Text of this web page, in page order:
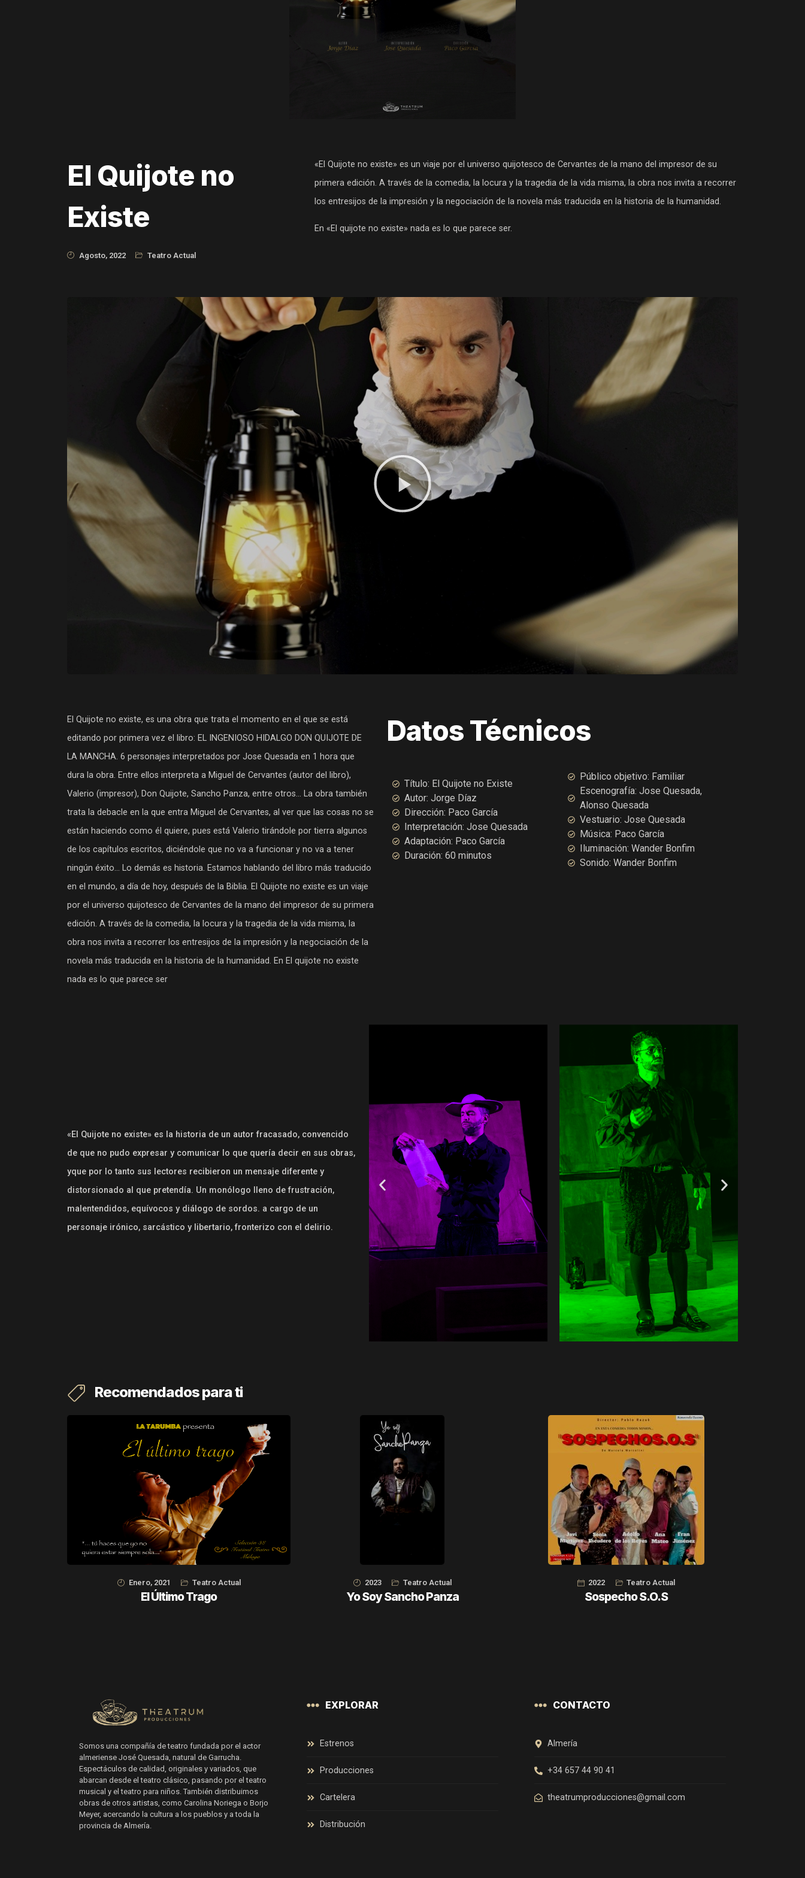
El Quijote no
Existe
Agosto, 2022 Teatro Actual
«El Quijote no existe» es un viaje por el universo quijotesco de Cervantes de la mano del impresor de su
primera edición. A través de la comedia, la locura y la tragedia de la vida misma, la obra nos invita a recorrer
los entresijos de la impresión y la negociación de la novela más traducida en la historia de la humanidad.
En «El quijote no existe» nada es lo que parece ser.
El Quijote no existe, es una obra que trata el momento en el que se está
editando por primera vez el libro: EL INGENIOSO HIDALGO DON QUIJOTE DE
LA MANCHA. 6 personajes interpretados por Jose Quesada en 1 hora que
dura la obra. Entre ellos interpreta a Miguel de Cervantes (autor del libro),
Valerio (impresor), Don Quijote, Sancho Panza, entre otros… La obra también
trata la debacle en la que entra Miguel de Cervantes, al ver que las cosas no se
están haciendo como él quiere, pues está Valerio tirándole por tierra algunos
de los capítulos escritos, diciéndole que no va a funcionar y no va a tener
ningún éxito… Lo demás es historia. Estamos hablando del libro más traducido
en el mundo, a día de hoy, después de la Biblia. El Quijote no existe es un viaje
por el universo quijotesco de Cervantes de la mano del impresor de su primera
edición. A través de la comedia, la locura y la tragedia de la vida misma, la
obra nos invita a recorrer los entresijos de la impresión y la negociación de la
novela más traducida en la historia de la humanidad. En El quijote no existe
nada es lo que parece ser
Datos Técnicos
Título: El Quijote no Existe
Autor: Jorge Díaz
Dirección: Paco García
Interpretación: Jose Quesada
Adaptación: Paco García
Duración: 60 minutos
Público objetivo: Familiar
Escenografía: Jose Quesada,
Alonso Quesada
Vestuario: Jose Quesada
Música: Paco García
Iluminación: Wander Bonfim
Sonido: Wander Bonfim
«El Quijote no existe» es la historia de un autor fracasado, convencido
de que no pudo expresar y comunicar lo que quería decir en sus obras,
yque por lo tanto sus lectores recibieron un mensaje diferente y
distorsionado al que pretendía. Un monólogo lleno de frustración,
malentendidos, equívocos y diálogo de sordos. a cargo de un
personaje irónico, sarcástico y libertario, fronterizo con el delirio.
Recomendados para ti
Enero, 2021 Teatro Actual
El Último Trago
2023 Teatro Actual
Yo Soy Sancho Panza
2022 Teatro Actual
Sospecho S.O.S
Somos una compañía de teatro fundada por el actor
almeriense José Quesada, natural de Garrucha.
Espectáculos de calidad, originales y variados, que
abarcan desde el teatro clásico, pasando por el teatro
musical y el teatro para niños. También distribuimos
obras de otros artistas, como Carolina Noriega o Borjo
Meyer, acercando la cultura a los pueblos y a toda la
provincia de Almería.
EXPLORAR
Estrenos
Producciones
Cartelera
Distribución
CONTACTO
Almería
+34 657 44 90 41
theatrumproducciones@gmail.com